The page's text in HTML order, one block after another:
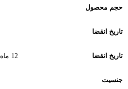
حجم محصول
تاریخ انقضا
تاریخ انقضا 12 ماه پس از باز شدن درب محصول
جنسیت